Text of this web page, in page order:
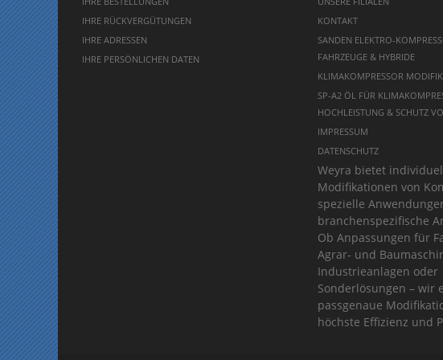
IHRE RÜCKVERGÜTUNGEN
IHRE ADRESSEN
IHRE PERSÖNLICHEN DATEN
KONTAKT
SANDEN ELEKTRO-
FAHRZEUGE & HYBRIDE
KLIMAKOMPRESSOR
SP-A2 ÖL FÜR
HOCHLEISTUNG & SCHUTZ
IMPRESSUM
DATENSCHUTZ
Weyra bietet
Modifikationen von
spezielle
branchenspezifische
Ob Anpassungen für
Agrar- und
Industrieanlagen oder
Sonderlösungen – wir
passgenaue
höchste Effizienz und